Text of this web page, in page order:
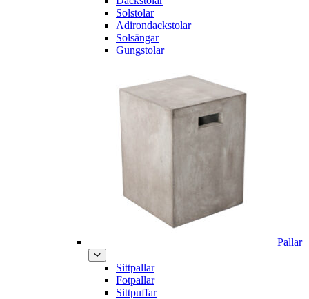
Solstolar
Adirondackstolar
Solsängar
Gungstolar
Pallar
Sittpallar
Fotpallar
Sittpuffar